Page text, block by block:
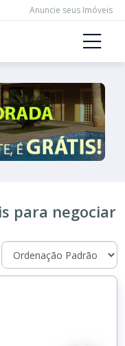
Anuncie seus Imóveis
para negociar